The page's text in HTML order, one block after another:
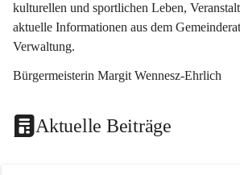
kulturellen und sportlichen Leben,
aktuelle Informationen aus dem
Verwaltung.
Bürgermeisterin Margit Wennesz-Ehrlich
Aktuelle Beiträge